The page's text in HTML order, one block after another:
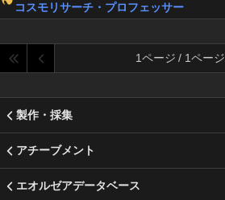
コスモリサーチ・プロフェッサー
1ページ / 1ページ
製作・採集
アチーブメント
エオルゼアデータベース